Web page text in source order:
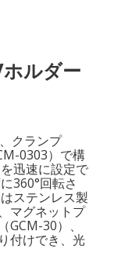
ルダー
クランプ
0303）で構
迅速に設定で
360°回転さ
ステンレス製
マグネットプ
30）、
付けでき、光